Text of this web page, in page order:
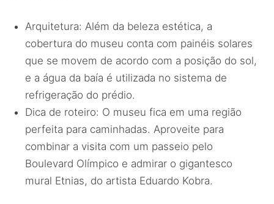
Arquitetura: Além da beleza estética, a
cobertura do museu conta com painéis solares
que se movem de acordo com a posição do sol,
e a água da baía é utilizada no sistema de
refrigeração do prédio.
Dica de roteiro: O museu fica em uma região
perfeita para caminhadas. Aproveite para
combinar a visita com um passeio pelo
Boulevard Olímpico e admirar o gigantesco
mural Etnias, do artista Eduardo Kobra.